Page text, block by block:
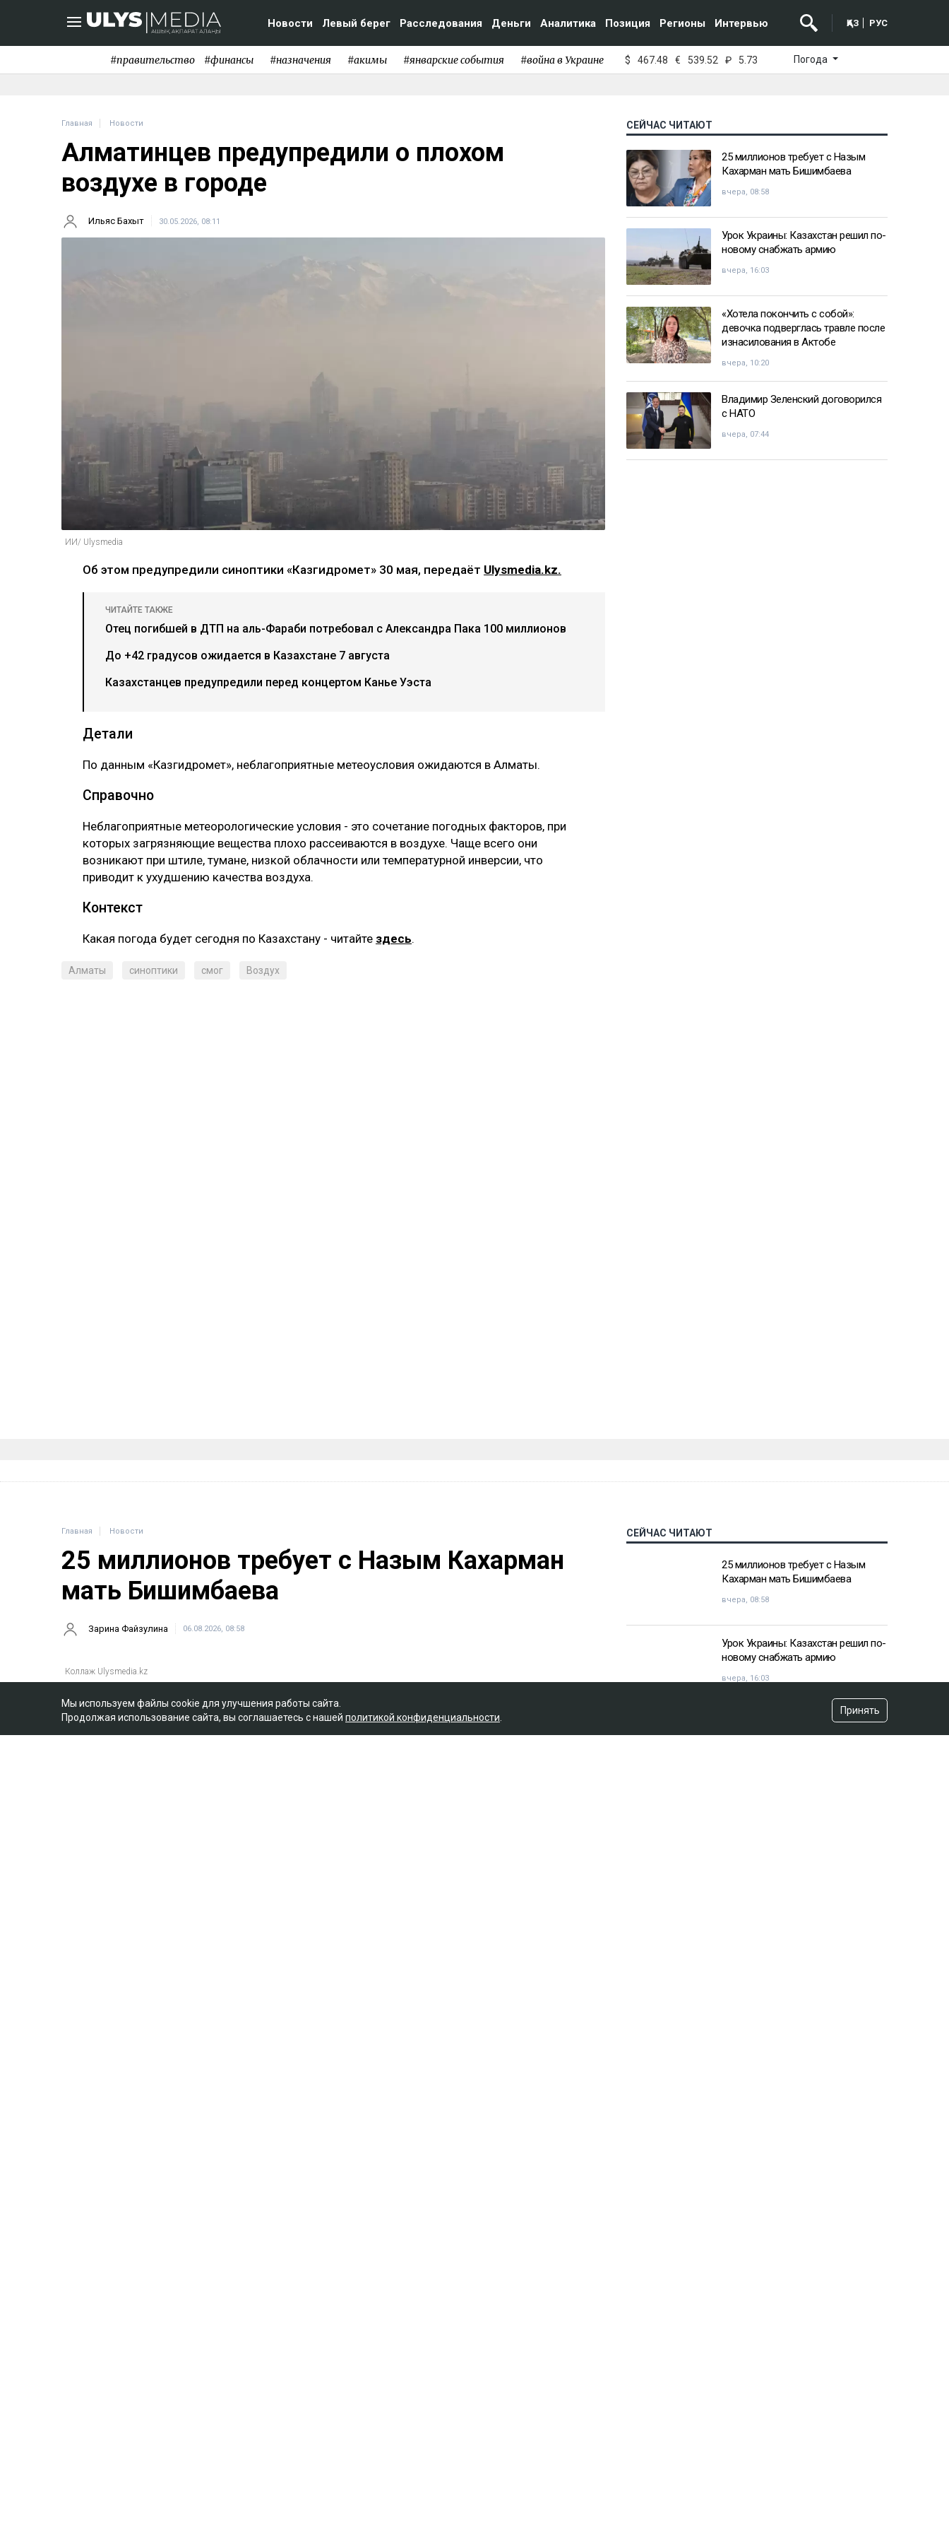
Новости Левый берег Расследования Деньги Аналитика Позиция Регионы Интервью ҚАЗ РУС
#правительство #финансы #назначения #акимы #январские события #война в Украине $ 467.48 € 539.52 ₽ 5.73 Погода
Главная Новости
Алматинцев предупредили о плохом
воздухе в городе
Ильяс Бахыт 30.05.2026, 08:11
ИИ/ Ulysmedia
Об этом предупредили синоптики «Казгидромет» 30 мая, передаёт Ulysmedia.kz.
ЧИТАЙТЕ ТАКЖЕ
Отец погибшей в ДТП на аль-Фараби потребовал с Александра Пака 100 миллионов
До +42 градусов ожидается в Казахстане 7 августа
Казахстанцев предупредили перед концертом Канье Уэста
Детали
По данным «Казгидромет», неблагоприятные метеоусловия ожидаются в Алматы.
Справочно
Неблагоприятные метеорологические условия - это сочетание погодных факторов, при
которых загрязняющие вещества плохо рассеиваются в воздухе. Чаще всего они
возникают при штиле, тумане, низкой облачности или температурной инверсии, что
приводит к ухудшению качества воздуха.
Контекст
Какая погода будет сегодня по Казахстану - читайте здесь.
Алматы синоптики смог Воздух
СЕЙЧАС ЧИТАЮТ
25 миллионов требует с Назым
Кахарман мать Бишимбаева
вчера, 08:58
Урок Украины: Казахстан решил по-
новому снабжать армию
вчера, 16:03
«Хотела покончить с собой»:
девочка подверглась травле после
изнасилования в Актобе
вчера, 10:20
Владимир Зеленский договорился
с НАТО
вчера, 07:44
Главная Новости
25 миллионов требует с Назым Кахарман
мать Бишимбаева
Зарина Файзулина 06.08.2026, 08:58
СЕЙЧАС ЧИТАЮТ
25 миллионов требует с Назым
Кахарман мать Бишимбаева
вчера, 08:58
Урок Украины: Казахстан решил по-
новому снабжать армию
вчера, 16:03
«Хотела покончить с собой»:
девочка подверглась травле после
Мы используем файлы cookie для улучшения работы сайта.
Продолжая использование сайта, вы соглашаетесь с нашей политикой конфиденциальности
Принять